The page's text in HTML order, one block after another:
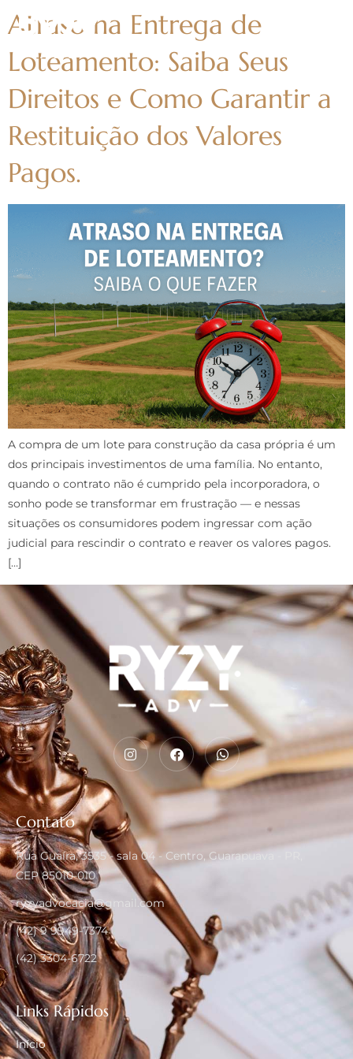
Atraso na Entrega de
Loteamento: Saiba Seus
Direitos e Como Garantir a
Restituição dos Valores
Pagos.
A compra de um lote para construção da casa própria é um
dos principais investimentos de uma família. No entanto,
quando o contrato não é cumprido pela incorporadora, o
sonho pode se transformar em frustração — e nessas
situações os consumidores podem ingressar com ação
judicial para rescindir o contrato e reaver os valores pagos.
[…]
Contato
Rua Guaíra, 3535 - sala 04 - Centro, Guarapuava - PR,
CEP 85010-010
ryzyadvocacia@gmail.com
(42) 9 9949-7374
(42) 3304-6722
Links Rápidos
Início